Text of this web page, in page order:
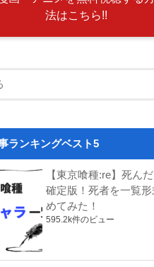
法はこちら!!
ランキングベスト5
【東京喰種:re】死ん
確定版！死者を一覧形
めてみた！
595.2k件のビュー